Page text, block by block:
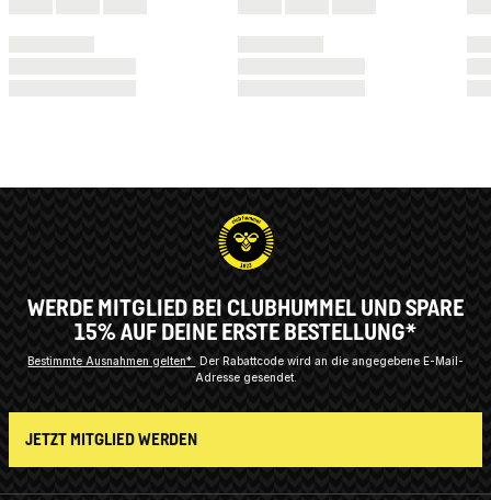
WERDE MITGLIED BEI CLUBHUMMEL UND SPARE
15% AUF DEINE ERSTE BESTELLUNG*
Bestimmte Ausnahmen gelten* Der Rabattcode wird an die angegebene E-Mail-
Adresse gesendet.
JETZT MITGLIED WERDEN